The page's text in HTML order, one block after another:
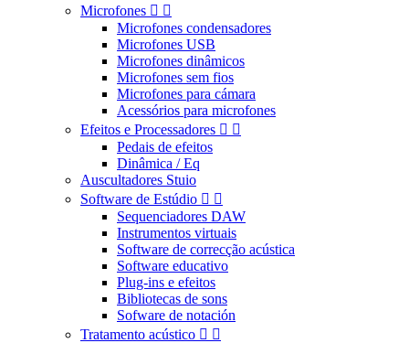
Microfones  
Microfones condensadores
Microfones USB
Microfones dinâmicos
Microfones sem fios
Microfones para cámara
Acessórios para microfones
Efeitos e Processadores  
Pedais de efeitos
Dinâmica / Eq
Auscultadores Stuio
Software de Estúdio  
Sequenciadores DAW
Instrumentos virtuais
Software de correcção acústica
Software educativo
Plug-ins e efeitos
Bibliotecas de sons
Sofware de notación
Tratamento acústico  